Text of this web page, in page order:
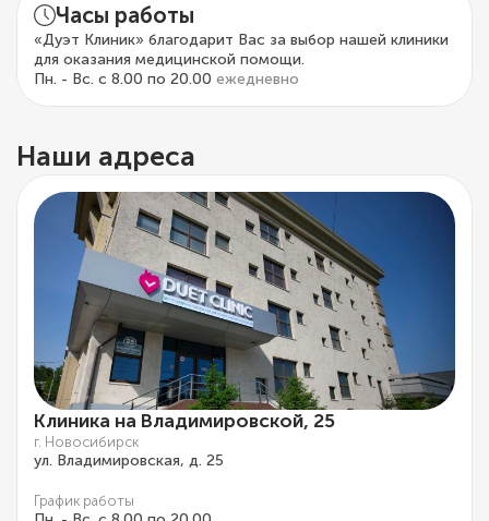
Часы работы
«Дуэт Клиник» благодарит Вас за выбор нашей клиники
для оказания медицинской помощи.
Пн. - Вс. с 8.00 по 20.00 ежедневно
Наши адреса
Клиника на Владимировской, 25
г. Новосибирск
ул. Владимировская, д. 25
График работы